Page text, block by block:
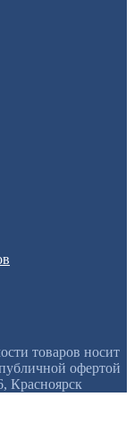
товаров носит
офертой
Красноярск